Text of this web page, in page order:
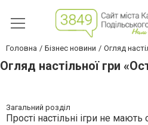
Головна Бізнес новини Огляд
Огляд настільної гри
Загальний розділ
Прості настільні ігри не мають